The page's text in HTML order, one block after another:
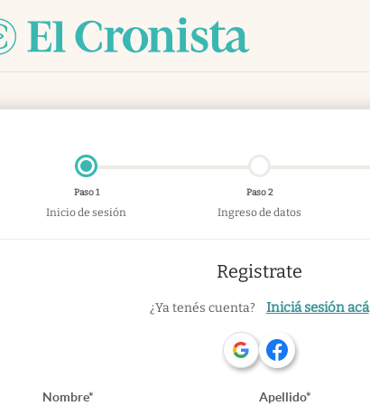
Paso 1
Inicio de sesión
Paso 2
Ingreso de datos
Registrate
¿Ya tenés cuenta? Iniciá sesión acá
Nombre* Apellido*